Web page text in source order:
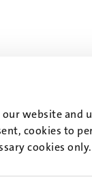
website and
cookies to
cookies